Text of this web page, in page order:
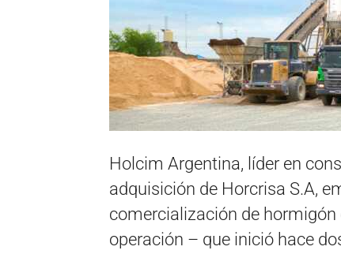
Holcim Argentina, líder en
adquisición de Horcrisa S.A,
comercialización de hormigón
operación – que inició hace